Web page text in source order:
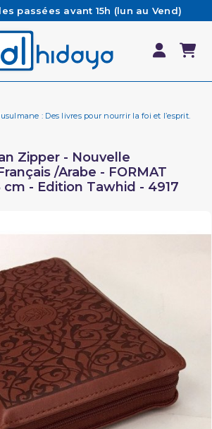
passées avant 15h (lun au Vend)
et expédiées le jour même
? Retrouvez notre FAQ
à partir de 65€ d'achat*
: Des livres pour nourrir la foi et l’esprit.
Zipper - Nouvelle
/Arabe - FORMAT
cm - Edition Tawhid - 4917